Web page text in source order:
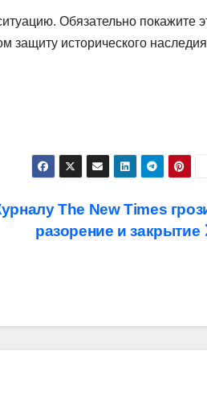
Обязательно покажите
защиту исторического
The New Times
разорение и закрытие